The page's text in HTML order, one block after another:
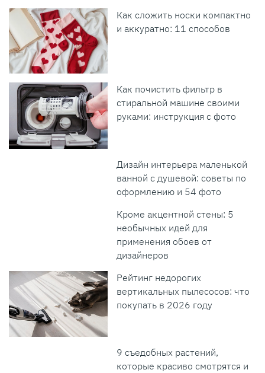
Как сложить носки компактно
и аккуратно: 11 способов
Как почистить фильтр в
стиральной машине своими
руками: инструкция с фото
Дизайн интерьера маленькой
ванной с душевой: советы по
оформлению и 54 фото
Кроме акцентной стены: 5
необычных идей для
применения обоев от
дизайнеров
Рейтинг недорогих
вертикальных пылесосов: что
покупать в 2026 году
9 съедобных растений,
которые красиво смотрятся и